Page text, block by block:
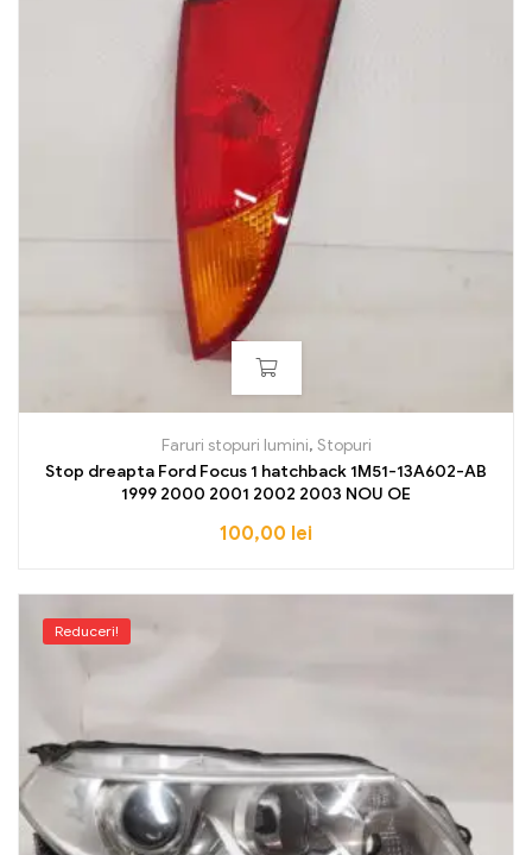
Faruri stopuri lumini, Stopuri
Stop dreapta Ford Focus 1 hatchback 1M51-13A602-AB
1999 2000 2001 2002 2003 NOU OE
100,00 lei
Reduceri!